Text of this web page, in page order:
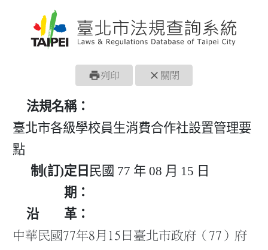
print列印 close 關閉
法規名稱：
臺北市各級學校員生消費合作社設置管理要
點
制(訂)定日
期：
民國 77 年 08 月 15 日
沿 革：
中華民國77年8月15日臺北市政府（77）府